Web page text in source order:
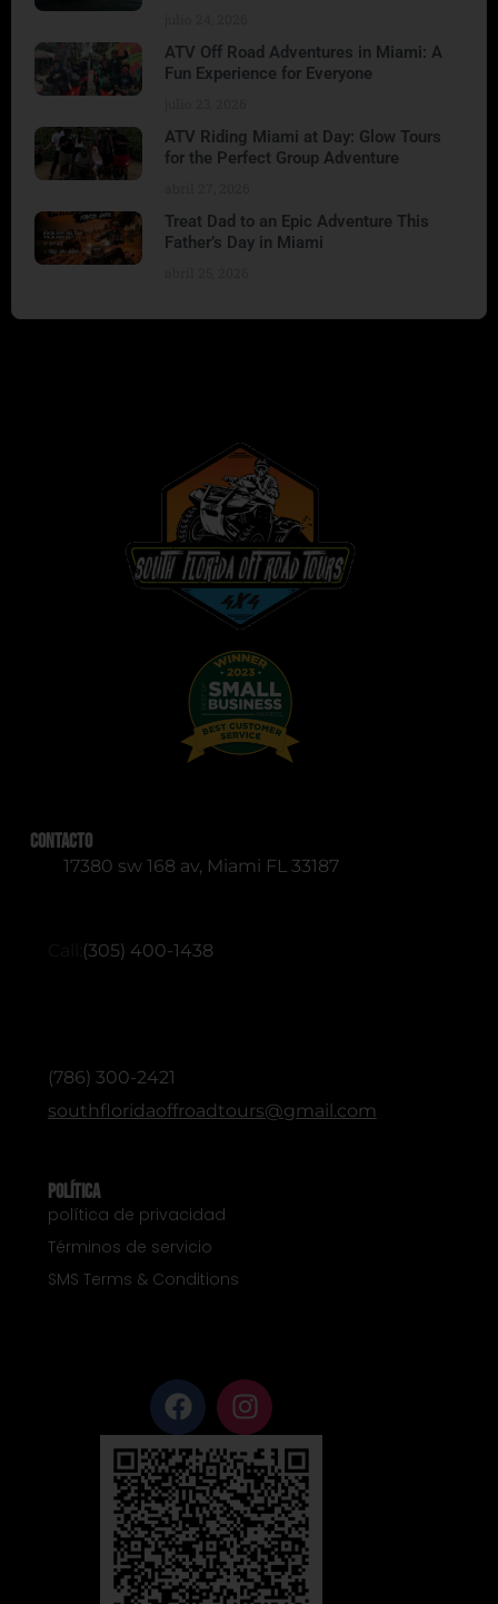
ATV Off Road Adventures in Miami: A
Fun Experience for Everyone
ATV Riding Miami at Day: Glow Tours
for the Perfect Group Adventure
Treat Dad to an Epic Adventure This
Father’s Day in Miami
Contacto
17380 sw 168 av, Miami FL 33187
(305) 400-1438
(786) 300-2421
southfloridaoffroadtours@gmail.com
Política
política de privacidad
Términos de servicio
SMS Terms & Conditions